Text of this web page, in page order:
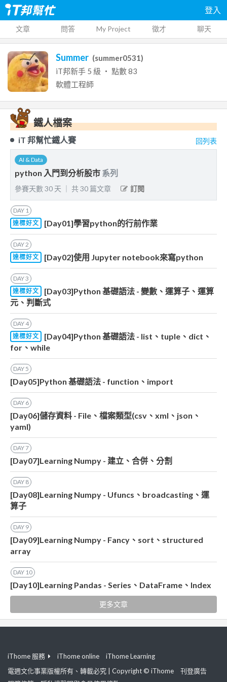
登入
文章 問答 My Project 徵才 聊天
Summer (summer0531)
iT邦新手 5 級 ‧ 點數83
軟體工程師
鐵人檔案
iT 邦幫忙鐵人賽 回列表
AI & Data
python 入門到分析股市 系列
參賽天數30 天 共30 篇文章 訂閱
DAY 1
達標好文
[Day01]學習python的行前作業
DAY2
達標好文
[Day02]使用 Jupyter notebook來寫python
DAY3
達標好文
[Day03]Python 基礎語法 - 變數、運算子、運算
元、判斷式
DAY4
達標好文
[Day04]Python 基礎語法 - list、tuple、dict、
for、while
DAY5
[Day05]Python 基礎語法 - function、import
DAY 6
[Day06]儲存資料 - File、檔案類型(csv、xml、json、
yaml)
DAY7
[Day07]Learning Numpy - 建立、合併、分割
DAY 8
[Day08]Learning Numpy - Ufuncs、broadcasting、運
算子
DAY 9
[Day09]Learning Numpy - Fancy、sort、structured
array
DAY 10
[Day10]Learning Pandas - Series、DataFrame、Index
更多文章
iThome 服務 iThome online
iThome Learning
電週文化事業版權所有、轉載必究 | Copyright © iThome
刊登廣告